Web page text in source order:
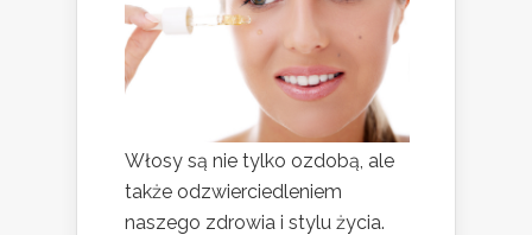
Włosy są nie tylko ozdobą, ale
także odzwierciedleniem
naszego zdrowia i stylu życia.